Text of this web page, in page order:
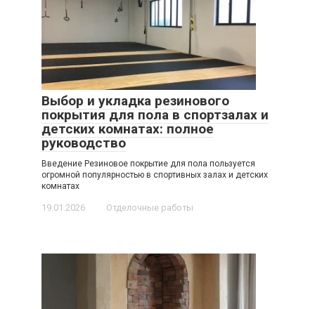
Выбор и укладка резинового
покрытия для пола в спортзалах и
детских комнатах: полное
руководство
Введение Резиновое покрытие для пола пользуется
огромной популярностью в спортивных залах и детских
комнатах
19.01.2026 Отделочные работы